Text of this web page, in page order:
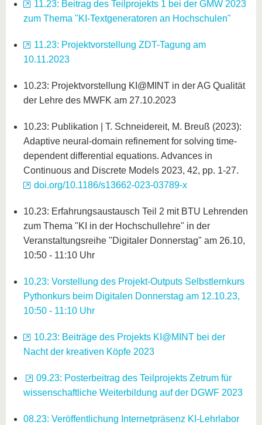
11.23: Beitrag des Teilprojekts 1 bei der GMW 2023
zum Thema "KI-Textgeneratoren an Hochschulen"
11.23: Projektvorstellung ZDT-Tagung am
10.11.2023
10.23: Projektvorstellung KI@MINT in der AG Qualität
der Lehre des MWFK am 27.10.2023
10.23: Publikation | T. Schneidereit, M. Breuß (2023):
Adaptive neural-domain refinement for solving time-
dependent differential equations. Advances in
Continuous and Discrete Models 2023, 42, pp. 1-27.
doi.org/10.1186/s13662-023-03789-x
10.23: Erfahrungsaustausch Teil 2 mit BTU Lehrenden
zum Thema "KI in der Hochschullehre" in der
Veranstaltungsreihe "Digitaler Donnerstag" am 26.10,
10:50 - 11:10 Uhr
10.23: Vorstellung des Projekt-Outputs Selbstlernkurs
Pythonkurs beim Digitalen Donnerstag am 12.10.23,
10:50 - 11:10 Uhr
10.23: Beiträge des Projekts KI@MINT bei der
Nacht der kreativen Köpfe 2023
09.23: Posterbeitrag des Teilprojekts Zetrum für
wissenschaftliche Weiterbildung auf der DGWF 2023
08.23: Veröffentlichung Internetpräsenz KI-Lehrlabor